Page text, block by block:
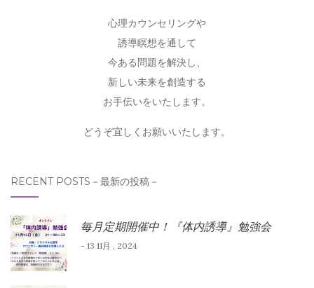
心理カウンセリングや
誘導瞑想を通して
今ある問題を解決し、
新しい未来を創造する
お手伝いをいたします。
どうぞ宜しくお願いいたします。
RECENT POSTS－最新の投稿－
毎月定期開催中！『体内誘導』勉強会
- 13 11月 , 2024